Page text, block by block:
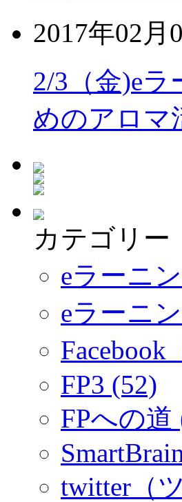
2017年02月
2/3（金)e
めのアロマ
カテゴリー
eラーニ
eラーニ
FP3 (52)
FPへの道
twitter（